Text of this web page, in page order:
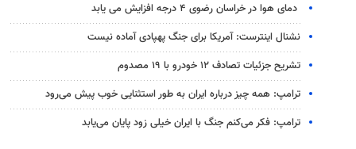
دمای هوا در خراسان رضوی ۴ درجه افزایش می یابد
نشنال اینترست: آمریکا برای جنگ پهپادی آماده نیست
تشریح جزئیات تصادف ۱۲ خودرو با ۱۹ مصدوم
ترامپ: همه چیز درباره ایران به طور استثنایی خوب پیش می‌رود
ترامپ: فکر می‌کنم جنگ با ایران خیلی زود پایان می‌یابد